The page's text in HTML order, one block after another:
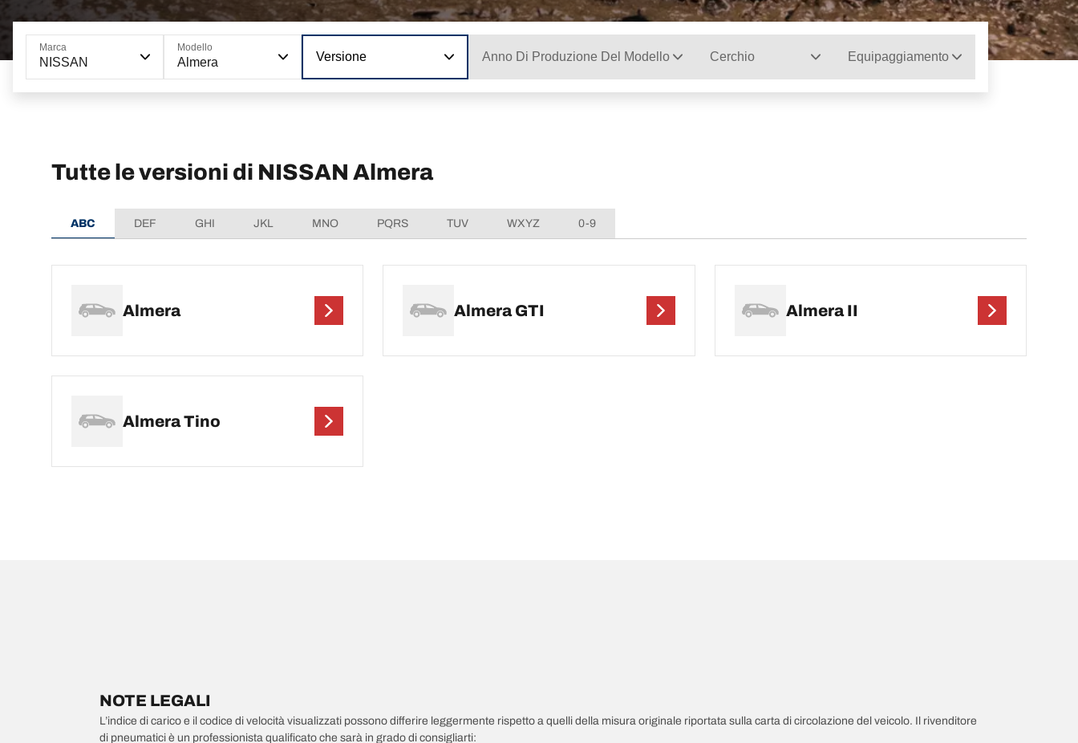
Marca
NISSAN
Modello
Almera Versione Anno Di Produzione Del Modello Cerchio Equipaggiamento
Tutte le versioni di NISSAN Almera
ABC DEF GHI JKL MNO PQRS TUV WXYZ 0-9
Almera Almera GTI Almera II
Almera Tino
NOTE LEGALI
L’indice di carico e il codice di velocità visualizzati possono differire leggermente rispetto a quelli della misura originale riportata sulla carta di circolazione del veicolo. Il rivenditore
di pneumatici è un professionista qualificato che sarà in grado di consigliarti: